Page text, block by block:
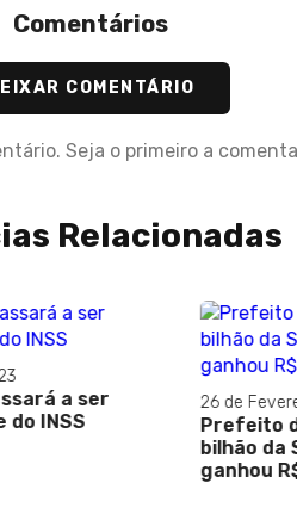
Comentários
COMENTÁRIO
Seja o primeiro a
Relacionadas
26 de Fevereiro de 2024
Prefeito do Rio tira
bilhão da Saúde do
ganhou R$ 14